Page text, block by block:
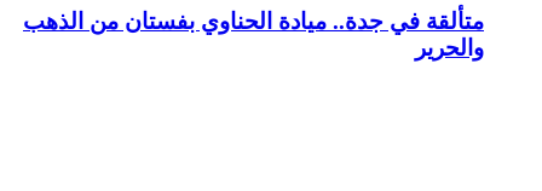
متألقة في جدة.. ميادة الحناوي بفستان من الذهب
والحرير